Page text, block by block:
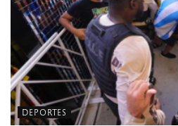
DEPORTES